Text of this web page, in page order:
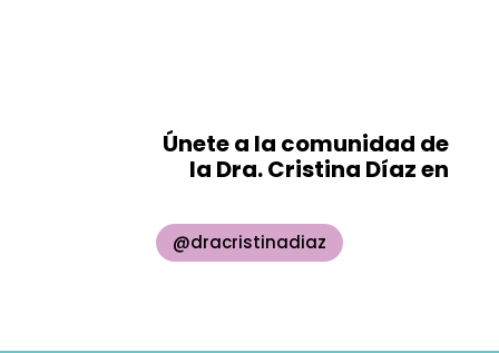
Únete a la comunidad de
la Dra. Cristina Díaz en
@dracristinadiaz